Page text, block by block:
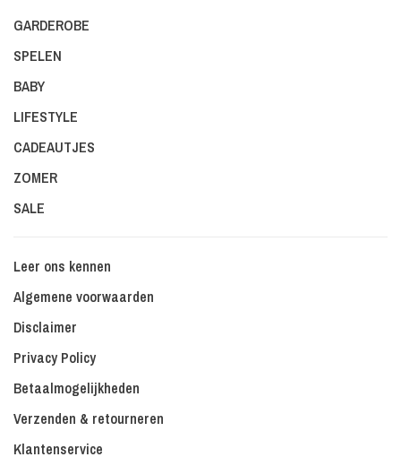
GARDEROBE
SPELEN
BABY
LIFESTYLE
CADEAUTJES
ZOMER
SALE
Leer ons kennen
Algemene voorwaarden
Disclaimer
Privacy Policy
Betaalmogelijkheden
Verzenden & retourneren
Klantenservice